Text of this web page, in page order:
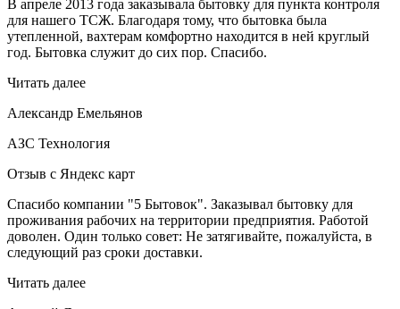
В апреле 2013 года заказывала бытовку для пункта контроля
для нашего ТСЖ. Благодаря тому, что бытовка была
утепленной, вахтерам комфортно находится в ней круглый
год. Бытовка служит до сих пор. Спасибо.
Читать далее
Александр Емельянов
АЗС Технология
Отзыв с Яндекс карт
Спасибо компании "5 Бытовок". Заказывал бытовку для
проживания рабочих на территории предприятия. Работой
доволен. Один только совет: Не затягивайте, пожалуйста, в
следующий раз сроки доставки.
Читать далее